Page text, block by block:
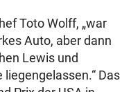
Toto Wolff, „war
Auto, aber dann
Lewis und
liegengelassen.“ Das